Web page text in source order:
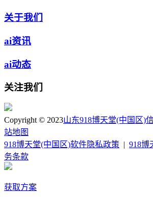
关于我们
ai资讯
ai动态
关注我们
Copyright © 2023山东918博天堂(中国区)
站地图
918博天堂(中国区)软件隐私政策 | 918博
务条款
获取方案